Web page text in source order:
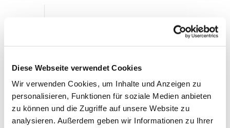
Diese Webseite verwendet Cookies
Wir verwenden Cookies, um Inhalte und Anzeigen zu
personalisieren, Funktionen für soziale Medien anbieten
zu können und die Zugriffe auf unsere Website zu
analysieren. Außerdem geben wir Informationen zu Ihrer
CLEARONE UNITE 20 FULL-HD WEBCAM